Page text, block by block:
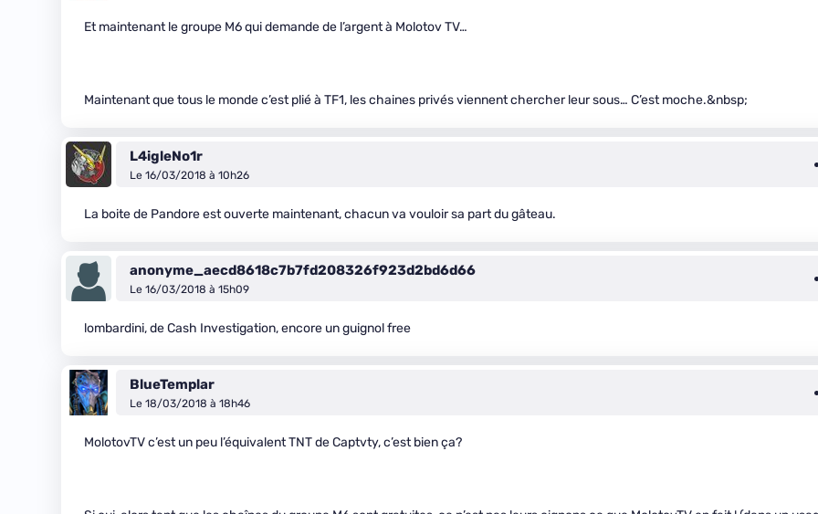
Et maintenant le groupe M6 qui demande de l’argent à Molotov TV…
Maintenant que tous le monde c’est plié à TF1, les chaines privés viennent chercher leur sous… C’est moche.&nbsp;
L4igleNo1r
Le 16/03/2018 à 10h26
La boite de Pandore est ouverte maintenant, chacun va vouloir sa part du gâteau.
anonyme_aecd8618c7b7fd208326f923d2bd6d66
Le 16/03/2018 à 15h09
lombardini, de Cash Investigation, encore un guignol free
BlueTemplar
Le 18/03/2018 à 18h46
MolotovTV c’est un peu l’équivalent TNT de Captvty, c’est bien ça?